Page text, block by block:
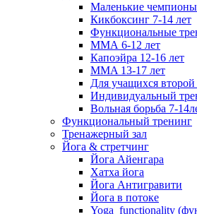
Маленькие чемпионы
Кикбоксинг 7-14 лет
Функциональные
ММА 6-12 лет
Капоэйра 12-16 лет
MMA 13-17 лет
Для учащихся
Индивидуальный
Вольная борьба 7-
Функциональный тренинг
Тренажерный зал
Йога & стретчинг
Йога Айенгара
Хатха йога
Йога Антигравити
Йога в потоке
Yoga functionality